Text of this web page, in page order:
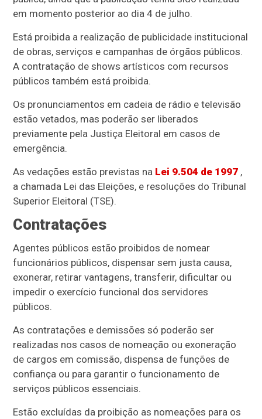
em momento posterior ao dia 4 de julho.
Está proibida a realização de publicidade institucional
de obras, serviços e campanhas de órgãos públicos.
A contratação de shows artísticos com recursos
públicos também está proibida.
Os pronunciamentos em cadeia de rádio e televisão
estão vetados, mas poderão ser liberados
previamente pela Justiça Eleitoral em casos de
emergência.
As vedações estão previstas na Lei 9.504 de 1997 ,
a chamada Lei das Eleições, e resoluções do Tribunal
Superior Eleitoral (TSE).
Contratações
Agentes públicos estão proibidos de nomear
funcionários públicos, dispensar sem justa causa,
exonerar, retirar vantagens, transferir, dificultar ou
impedir o exercício funcional dos servidores
públicos.
As contratações e demissões só poderão ser
realizadas nos casos de nomeação ou exoneração
de cargos em comissão, dispensa de funções de
confiança ou para garantir o funcionamento de
serviços públicos essenciais.
Estão excluídas da proibição as nomeações para os